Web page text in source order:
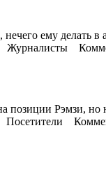
ему делать
Журналисты
позиции Рэмзи, но
Посетители